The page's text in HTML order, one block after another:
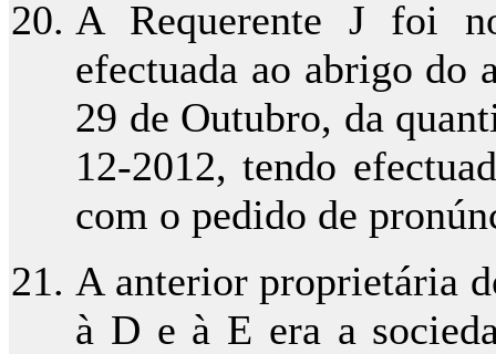
A Requerente J foi
efectuada ao abrigo do
29 de Outubro, da
12-2012, tendo
com o pedido de
A anterior proprietária
à D e à E era a